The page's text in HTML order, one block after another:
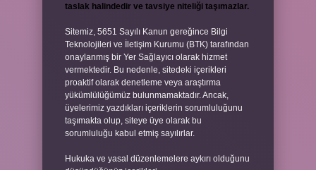
taslak halindedir ve tavsiye niteliği taşımazlar.
Sitemiz, 5651 Sayılı Kanun gereğince Bilgi
Teknolojileri ve İletişim Kurumu (BTK) tarafından
onaylanmış bir Yer Sağlayıcı olarak hizmet
vermektedir. Bu nedenle, sitedeki içerikleri
proaktif olarak denetleme veya araştırma
yükümlülüğümüz bulunmamaktadır. Ancak,
üyelerimiz yazdıkları içeriklerin sorumluluğunu
taşımakta olup, siteye üye olarak bu
sorumluluğu kabul etmiş sayılırlar.
Hukuka ve yasal düzenlemelere aykırı olduğunu